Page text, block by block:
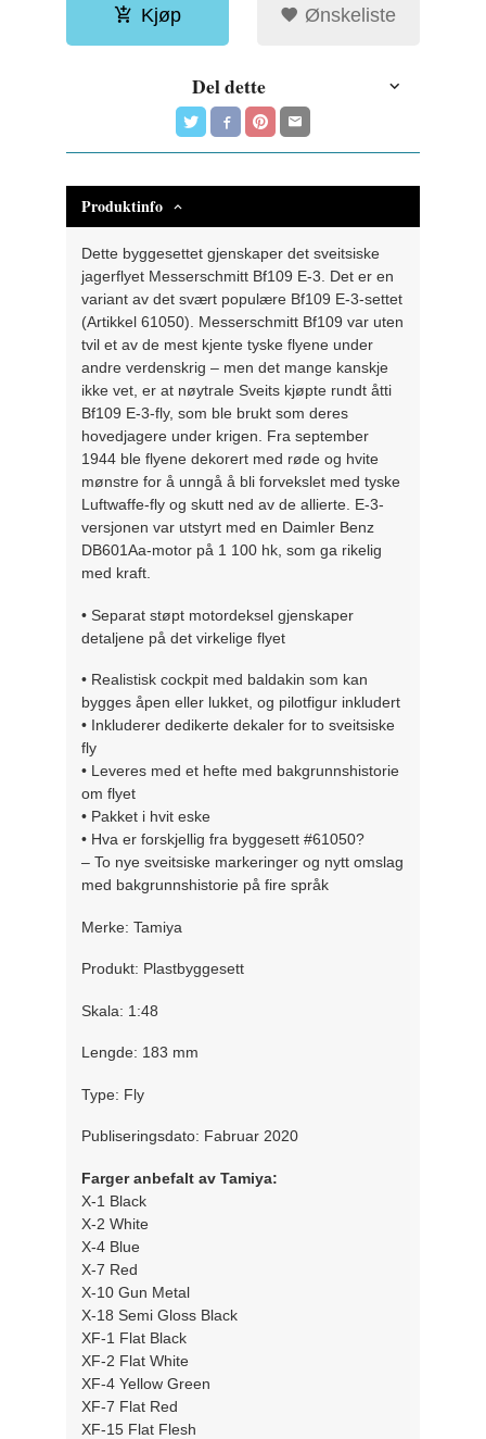
Kjøp Ønskeliste
Del dette
Produktinfo
Dette byggesettet gjenskaper det sveitsiske
jagerflyet Messerschmitt Bf109 E-3. Det er en
variant av det svært populære Bf109 E-3-settet
(Artikkel 61050). Messerschmitt Bf109 var uten
tvil et av de mest kjente tyske flyene under
andre verdenskrig – men det mange kanskje
ikke vet, er at nøytrale Sveits kjøpte rundt åtti
Bf109 E-3-fly, som ble brukt som deres
hovedjagere under krigen. Fra september
1944 ble flyene dekorert med røde og hvite
mønstre for å unngå å bli forvekslet med tyske
Luftwaffe-fly og skutt ned av de allierte. E-3-
versjonen var utstyrt med en Daimler Benz
DB601Aa-motor på 1 100 hk, som ga rikelig
med kraft.
• Separat støpt motordeksel gjenskaper
detaljene på det virkelige flyet
• Realistisk cockpit med baldakin som kan
bygges åpen eller lukket, og pilotfigur inkludert
• Inkluderer dedikerte dekaler for to sveitsiske
fly
• Leveres med et hefte med bakgrunnshistorie
om flyet
• Pakket i hvit eske
• Hva er forskjellig fra byggesett #61050?
– To nye sveitsiske markeringer og nytt omslag
med bakgrunnshistorie på fire språk
Merke: Tamiya
Produkt: Plastbyggesett
Skala: 1:48
Lengde: 183 mm
Type: Fly
Publiseringsdato: Fabruar 2020
Farger anbefalt av Tamiya:
X-1 Black
X-2 White
X-4 Blue
X-7 Red
X-10 Gun Metal
X-18 Semi Gloss Black
XF-1 Flat Black
XF-2 Flat White
XF-4 Yellow Green
XF-7 Flat Red
XF-15 Flat Flesh